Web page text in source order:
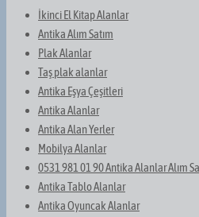
İkinci El Kitap Alanlar
Antika Alım Satım
Plak Alanlar
Taş plak alanlar
Antika Eşya Çeşitleri
Antika Alanlar
Antika Alan Yerler
Mobilya Alanlar
0531 981 01 90 Antika Alanlar Alım
Antika Tablo Alanlar
Antika Oyuncak Alanlar